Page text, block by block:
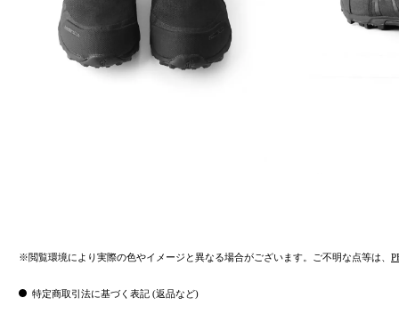
※閲覧環境により実際の色やイメージと異なる場合がございます。ご不明な点等は、
特定商取引法に基づく表記 (返品など)